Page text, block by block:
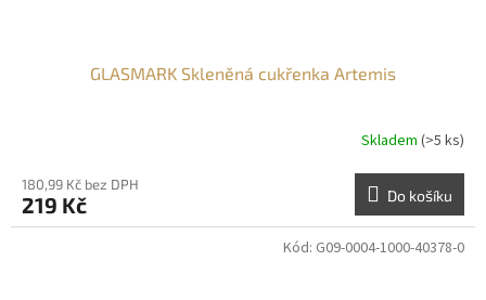
GLASMARK Skleněná cukřenka Artemis
Skladem (>5 ks)
180,99 Kč bez DPH
219 Kč Do košíku
Kód: G09-0004-1000-40378-0